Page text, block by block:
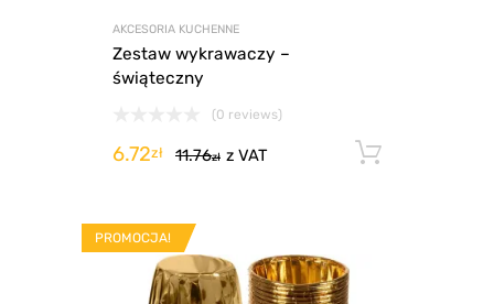
AKCESORIA KUCHENNE
Zestaw wykrawaczy –
świąteczny
(0 reviews)
11.76zł
6.72zł z VAT
PROMOCJA!